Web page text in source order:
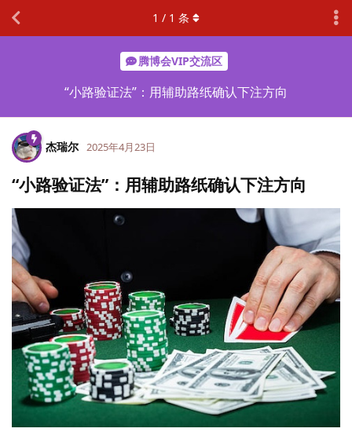
腾博会VIP交流区
“小路验证法”：用辅助路纸确认下注方向
1 / 1 条
杰瑞尔 2025年4月23日
“小路验证法”：用辅助路纸确认下注方向